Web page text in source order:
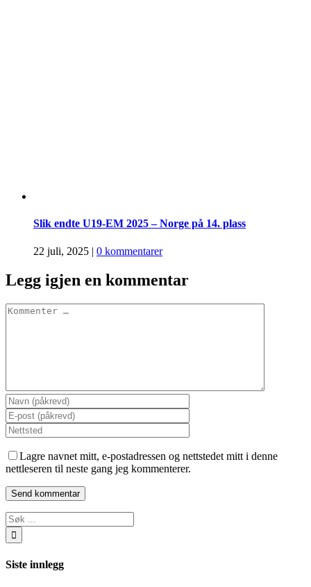
Slik endte U19-EM 2025 – Norge på 14. plass
22 juli, 2025 | 0 kommentarer
Legg igjen en kommentar
Comment
Lagre navnet mitt, e-postadressen og nettstedet mitt i denne
nettleseren til neste gang jeg kommenterer.
Søk
…
Siste innlegg